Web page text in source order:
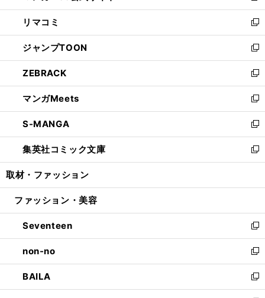
ウ
で
開
く
ン
ド
ウ
で
開
く
ウ
ィ
ン
ド
ウ
で
開
く
し
い
ウ
ィ
ン
ド
ウ
で
開
く
リマコミ
新
し
い
ウ
ィ
ン
ド
ウ
で
開
く
ジャンプTOON
新
し
い
ウ
ィ
ン
ド
ウ
で
開
ZEBRACK
新
し
い
ウ
ィ
ン
ド
ウ
開
マンガMeets
新
し
い
ウ
ィ
ン
ウ
開
く
S-MANGA
新
し
い
ウ
ン
ウ
で
開
く
集英社コミック文庫
新
し
ウ
ン
ド
ウ
で
開
く
取材・ファッション
ファッション・美容
Seventeen
新
し
い
ウ
ィ
ン
non-no
新
し
い
ウ
BAILA
新
し